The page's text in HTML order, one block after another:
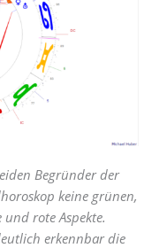
Begründer der
keine grünen,
rote Aspekte.
erkennbar die